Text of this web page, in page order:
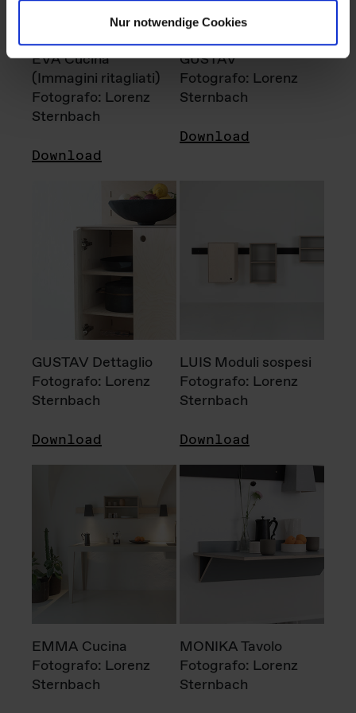
Nur notwendige Cookies
EVA Cucina
(Immagini ritagliati)
Fotografo: Lorenz
Sternbach
Download
GUSTAV
Fotografo: Lorenz
Sternbach
Download
GUSTAV Dettaglio
Fotografo: Lorenz
Sternbach
Download
LUIS Moduli sospesi
Fotografo: Lorenz
Sternbach
Download
EMMA Cucina
Fotografo: Lorenz
Sternbach
MONIKA Tavolo
Fotografo: Lorenz
Sternbach